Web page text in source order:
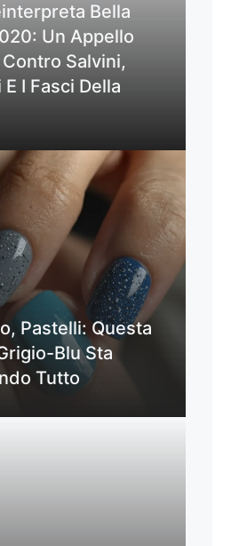
Bella
Un Appello
Salvini,
I Fasci Della
Pastelli: Questa
Blu Sta
Tutto